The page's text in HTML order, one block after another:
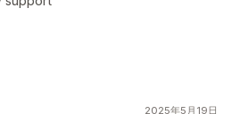
2025年5月19日